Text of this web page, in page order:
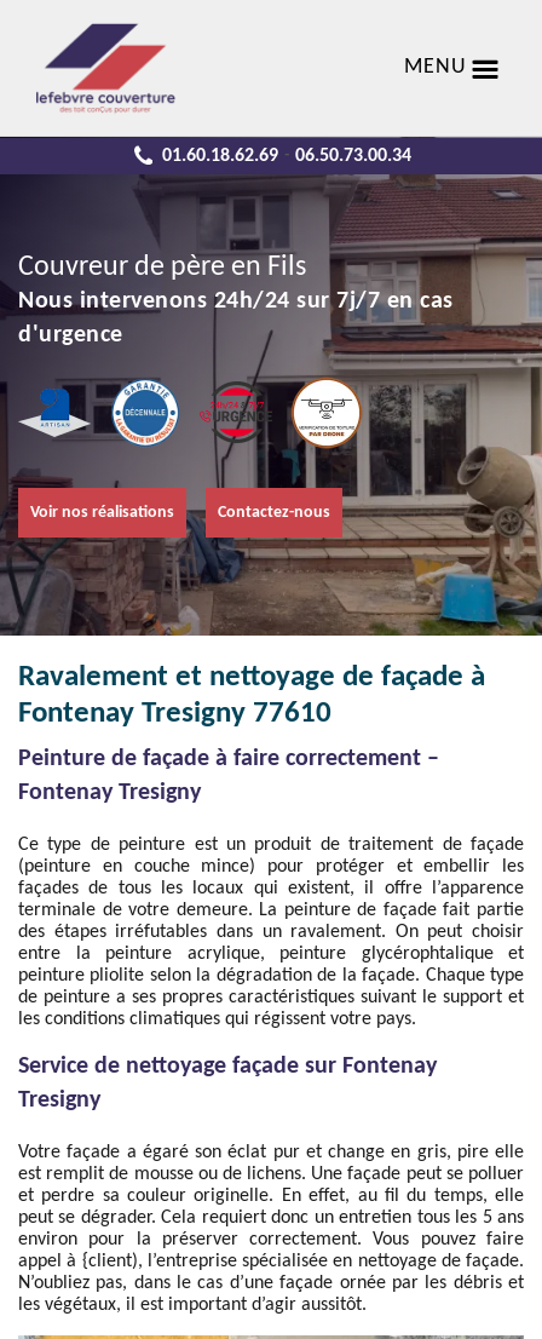
MENU
01.60.18.62.69 - 06.50.73.00.34
Couvreur de père en Fils
Nous intervenons 24h/24 sur 7j/7 en cas
d'urgence
Voir nos réalisations Contactez-nous
Ravalement et nettoyage de façade à
Fontenay Tresigny 77610
Peinture de façade à faire correctement –
Fontenay Tresigny
Ce type de peinture est un produit de traitement de façade
(peinture en couche mince) pour protéger et embellir les
façades de tous les locaux qui existent, il offre l’apparence
terminale de votre demeure. La peinture de façade fait partie
des étapes irréfutables dans un ravalement. On peut choisir
entre la peinture acrylique, peinture glycérophtalique et
peinture pliolite selon la dégradation de la façade. Chaque type
de peinture a ses propres caractéristiques suivant le support et
les conditions climatiques qui régissent votre pays.
Service de nettoyage façade sur Fontenay
Tresigny
Votre façade a égaré son éclat pur et change en gris, pire elle
est remplit de mousse ou de lichens. Une façade peut se polluer
et perdre sa couleur originelle. En effet, au fil du temps, elle
peut se dégrader. Cela requiert donc un entretien tous les 5 ans
environ pour la préserver correctement. Vous pouvez faire
appel à {client), l’entreprise spécialisée en nettoyage de façade.
N’oubliez pas, dans le cas d’une façade ornée par les débris et
les végétaux, il est important d’agir aussitôt.